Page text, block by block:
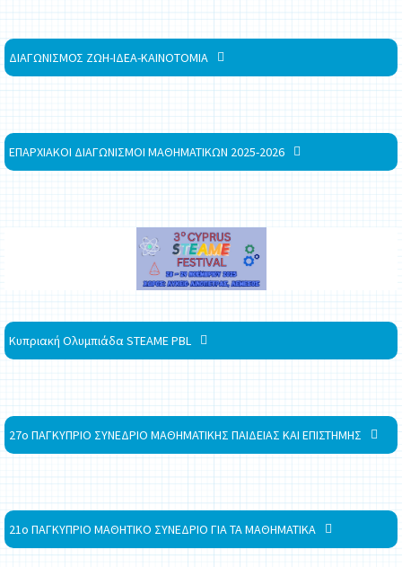
ΔΙΑΓΩΝΙΣΜΟΣ ΖΩΗ-ΙΔΕΑ-ΚΑΙΝΟΤΟΜΙΑ
ΕΠΑΡΧΙΑΚΟΙ ΔΙΑΓΩΝΙΣΜΟΙ ΜΑΘΗΜΑΤΙΚΩΝ 2025-2026
Κυπριακή Ολυμπιάδα STEAME PBL
27ο ΠΑΓΚΥΠΡΙΟ ΣΥΝΕΔΡΙΟ ΜΑΘΗΜΑΤΙΚΗΣ ΠΑΙΔΕΙΑΣ ΚΑΙ ΕΠΙΣΤΗΜΗΣ
21ο ΠΑΓΚΥΠΡΙΟ ΜΑΘΗΤΙΚΟ ΣΥΝΕΔΡΙΟ ΓΙΑ ΤΑ ΜΑΘΗΜΑΤΙΚΑ